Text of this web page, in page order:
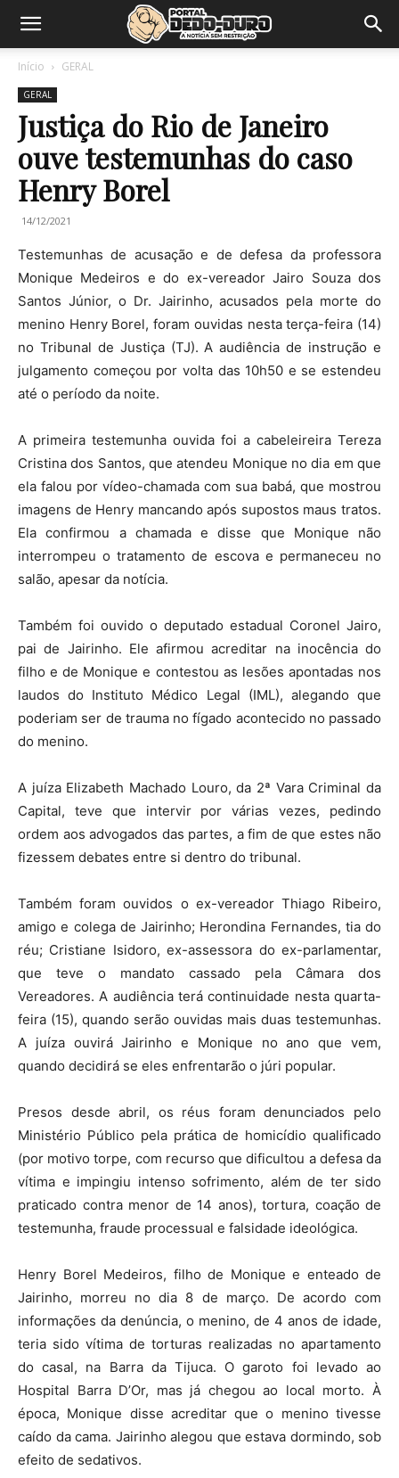
Início GERAL
GERAL
Justiça do Rio de Janeiro
ouve testemunhas do caso
Henry Borel
14/12/2021
Testemunhas de acusação e de defesa da professora
Monique Medeiros e do ex-vereador Jairo Souza dos
Santos Júnior, o Dr. Jairinho, acusados pela morte do
menino Henry Borel, foram ouvidas nesta terça-feira (14)
no Tribunal de Justiça (TJ). A audiência de instrução e
julgamento começou por volta das 10h50 e se estendeu
até o período da noite.
A primeira testemunha ouvida foi a cabeleireira Tereza
Cristina dos Santos, que atendeu Monique no dia em que
ela falou por vídeo-chamada com sua babá, que mostrou
imagens de Henry mancando após supostos maus tratos.
Ela confirmou a chamada e disse que Monique não
interrompeu o tratamento de escova e permaneceu no
salão, apesar da notícia.
Também foi ouvido o deputado estadual Coronel Jairo,
pai de Jairinho. Ele afirmou acreditar na inocência do
filho e de Monique e contestou as lesões apontadas nos
laudos do Instituto Médico Legal (IML), alegando que
poderiam ser de trauma no fígado acontecido no passado
do menino.
A juíza Elizabeth Machado Louro, da 2ª Vara Criminal da
Capital, teve que intervir por várias vezes, pedindo
ordem aos advogados das partes, a fim de que estes não
fizessem debates entre si dentro do tribunal.
Também foram ouvidos o ex-vereador Thiago Ribeiro,
amigo e colega de Jairinho; Herondina Fernandes, tia do
réu; Cristiane Isidoro, ex-assessora do ex-parlamentar,
que teve o mandato cassado pela Câmara dos
Vereadores. A audiência terá continuidade nesta quarta-
feira (15), quando serão ouvidas mais duas testemunhas.
A juíza ouvirá Jairinho e Monique no ano que vem,
quando decidirá se eles enfrentarão o júri popular.
Presos desde abril, os réus foram denunciados pelo
Ministério Público pela prática de homicídio qualificado
(por motivo torpe, com recurso que dificultou a defesa da
vítima e impingiu intenso sofrimento, além de ter sido
praticado contra menor de 14 anos), tortura, coação de
testemunha, fraude processual e falsidade ideológica.
Henry Borel Medeiros, filho de Monique e enteado de
Jairinho, morreu no dia 8 de março. De acordo com
informações da denúncia, o menino, de 4 anos de idade,
teria sido vítima de torturas realizadas no apartamento
do casal, na Barra da Tijuca. O garoto foi levado ao
Hospital Barra D’Or, mas já chegou ao local morto. À
época, Monique disse acreditar que o menino tivesse
caído da cama. Jairinho alegou que estava dormindo, sob
efeito de sedativos.